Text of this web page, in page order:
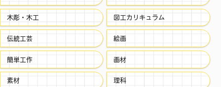
木彫・木工 図工カリキュラム
伝統工芸 絵画
簡単工作 画材
素材 理科